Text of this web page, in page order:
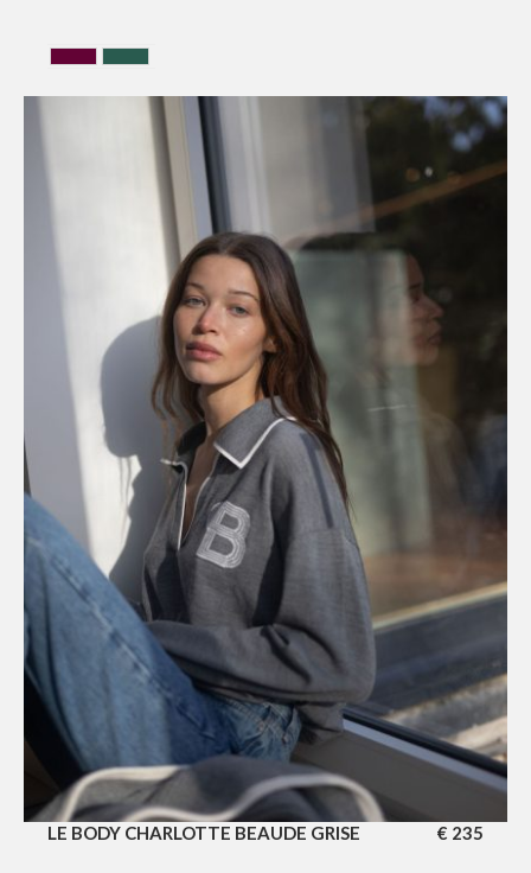
LE BODY CHARLOTTE BEAUDE GRISE € 235